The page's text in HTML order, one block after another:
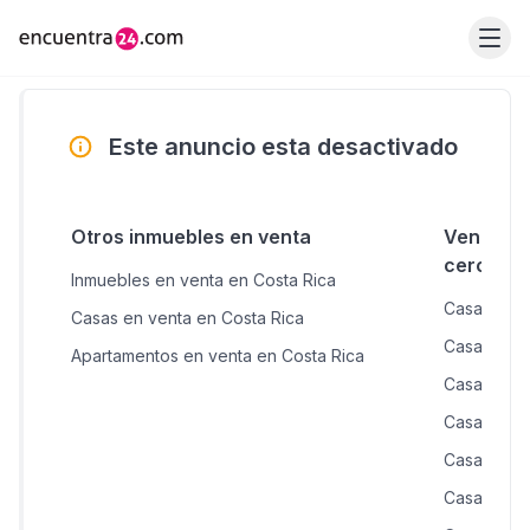
Este anuncio esta desactivado
Otros inmuebles en venta
Inmuebles en venta en Costa Rica
Casas en venta en Costa Rica
Apartamentos en venta en Costa Rica
Venta
Casas en
Casas en
Casas en
Casas en
Casas en
Casas en